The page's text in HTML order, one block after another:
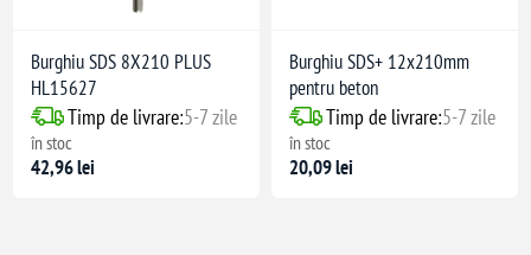
Burghiu SDS 8X210 PLUS
HL15627
Timp de livrare:5-7 zile
în stoc
42,96 lei
Burghiu SDS+ 12x210mm
pentru beton
Timp de livrare:5-7 zile
în stoc
20,09 lei